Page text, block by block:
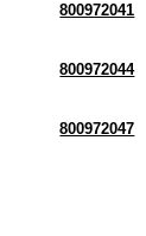
800972041
800972044
800972047